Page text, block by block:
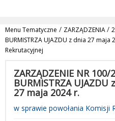
Menu Tematyczne / ZARZĄDZENIA/
BURMISTRZA UJAZDU z dnia 27
Rekrutacyjnej
ZARZĄDZENIE NR 100/
BURMISTRZA UJAZDU
27 maja 2024 r.
w sprawie powołania Komisji